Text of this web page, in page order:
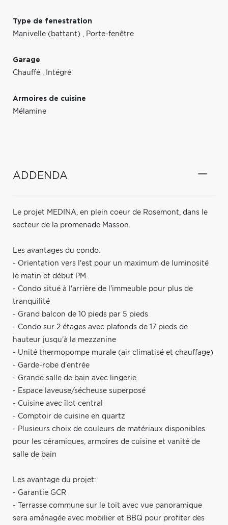
Type de fenestration
Manivelle (battant) , Porte-fenêtre
Garage
Chauffé , Intégré
Armoires de cuisine
Mélamine
ADDENDA
Le projet MEDINA, en plein coeur de Rosemont, dans le
secteur de la promenade Masson.
Les avantages du condo:
- Orientation vers l'est pour un maximum de luminosité
le matin et début PM.
- Condo situé à l'arrière de l'immeuble pour plus de
tranquilité
- Grand balcon de 10 pieds par 5 pieds
- Condo sur 2 étages avec plafonds de 17 pieds de
hauteur jusqu'à la mezzanine
- Unité thermopompe murale (air climatisé et chauffage)
- Garde-robe d'entrée
- Grande salle de bain avec lingerie
- Espace laveuse/sécheuse superposé
- Cuisine avec îlot central
- Comptoir de cuisine en quartz
- Plusieurs choix de couleurs de matériaux disponibles
pour les céramiques, armoires de cuisine et vanité de
salle de bain
Les avantage du projet:
- Garantie GCR
- Terrasse commune sur le toit avec vue panoramique
sera aménagée avec mobilier et BBQ pour profiter des